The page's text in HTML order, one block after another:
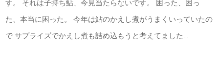
す。 それは子持ち鮎、今見当たらないです。 困った、困っ
た、本当に困った。 今年は鮎のかえし煮がうまくいっていたの
で サプライズでかえし煮も詰め込もうと考えてました…